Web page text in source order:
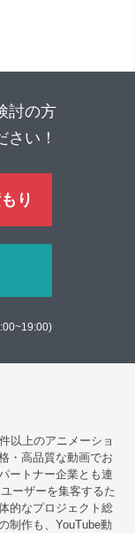
討の方
さい！
り
以上のアニメーショ
・高品質な動画でお
ートナー企業とも連
ーザーを集客するた
的なプロジェクト総
制作も、YouTube動